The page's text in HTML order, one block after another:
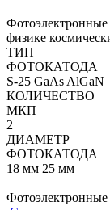
физике
ТИП
ФОТОКАТОДА
S-25 GaAs AlGaN
КОЛИЧЕСТВО
МКП
2
ДИАМЕТР
ФОТОКАТОДА
18 мм 25 мм